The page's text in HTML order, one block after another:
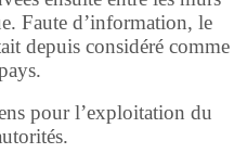
Faute d’information, le
depuis considéré comme
pour l’exploitation du